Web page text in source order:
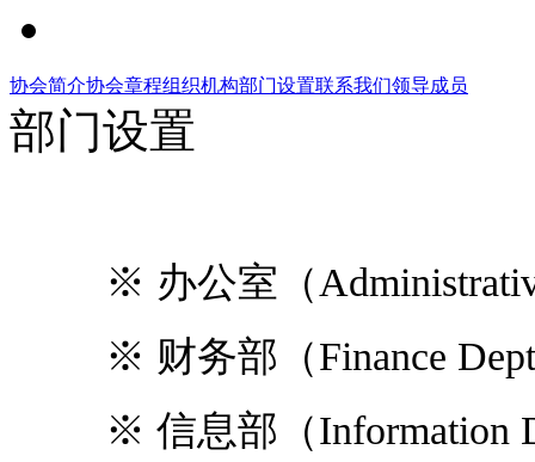
协会简介协会章程组织机构部门设置联系我们领导成员
部门设置
※ 办公室（
※ 财务部（Finance
※ 信息部（Information